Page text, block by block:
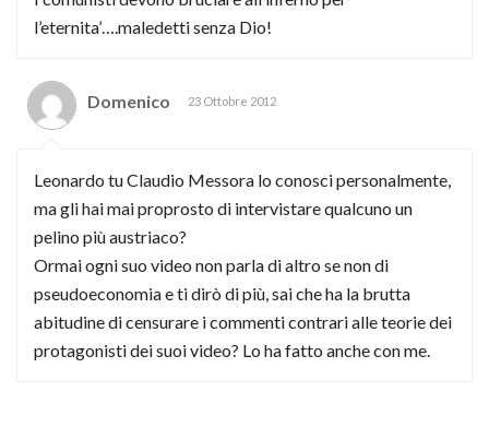
l’eternita’….maledetti senza Dio!
Domenico 23 Ottobre 2012
Leonardo tu Claudio Messora lo conosci personalmente,
ma gli hai mai proprosto di intervistare qualcuno un
pelino più austriaco?
Ormai ogni suo video non parla di altro se non di
pseudoeconomia e ti dirò di più, sai che ha la brutta
abitudine di censurare i commenti contrari alle teorie dei
protagonisti dei suoi video? Lo ha fatto anche con me.